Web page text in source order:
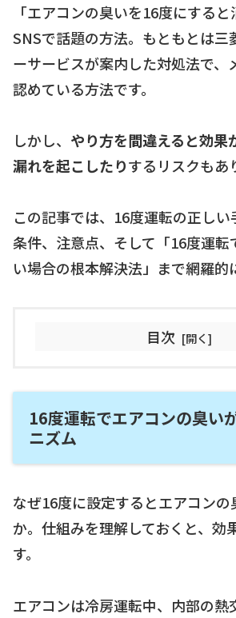
「エアコンの臭いを16度にする
SNSで話題の方法。もともとは三
ーサービスが案内した対処法で、
認めている方法です。
しかし、 やり方を間違えると効果
漏れを起こしたりするリスクもあ
この記事では、16度運転の正し
条件、注意点、そして「16度運転
い場合の根本解決法」まで網羅的
目次
16度運転でエアコンの臭い
ニズム
なぜ16度に設定するとエアコンの
か。仕組みを理解しておくと、効
す。
エアコンは冷房運転中、内部の熱